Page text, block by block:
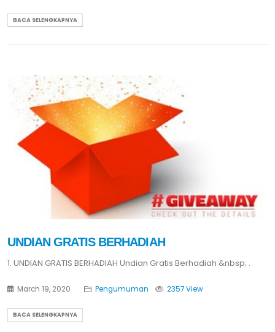
BACA SELENGKAPNYA
UNDIAN GRATIS BERHADIAH
1. UNDIAN GRATIS BERHADIAH Undian Gratis Berhadiah &nbsp; .
March 19, 2020 Pengumuman 2357 View
BACA SELENGKAPNYA